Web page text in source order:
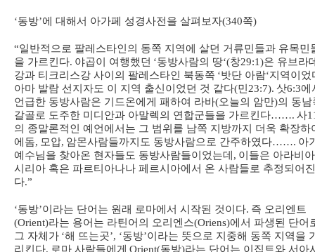
‘동방’에 대해서 아가페 성경사전을 살펴보자(340쪽)
“일반적으로 팔레스타인의 동쪽 지역에 살던 거류민들과 유목민
을 가르킨다. 야곱이 여행했던 ‘동방사람의 땅‘(창29:1)은 유브라
강과 티크리스강 사이의 팔레스타인 북동쪽 ‘밧단 아람‘지역이었
아마 발람 선지자도 이 지역 출신이었던 것 같다(민 23:7). 삿6:3에
언급한 동방사람은 기드온에게 패하여 라바(오늘의 암만)의 동남
갈골로 도주한 미디안과 아말렉의 연합군들을 가르킨다……. 사
의 종말론적인 예언에서는 그 범위를 남쪽 지방까지 더욱 확장하
에돔, 모압, 암몬사람들까지도 동방사람으로 간주하였다……. 아
예수님을 찾아온 현자들도 동방사람들이었는데 , 이들은 아라비
시리아 혹은 파르티아나나 페르시아에서 온 사람들로 추정되어진
다.”
‘동방’이라는 단어는 원래 로마에서 시작된 것이다. 즉 오리엔트
(Orient)라는 용어는 라틴어의 오리엔스(Oriens)에서 파생된 단어
그 자체가 ‘해 뜨는곳’, ‘동방’이라는 뜻으로 지중해 동쪽 지역을
리킨다. 로마 사람들에게 Orient(동방)라는 단어는 이집트와 서아